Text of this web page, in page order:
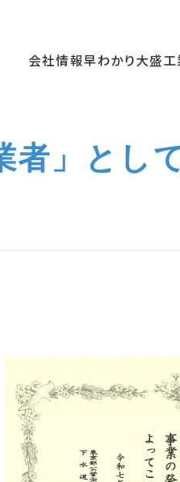
会社情報早わかり大盛
者」とし